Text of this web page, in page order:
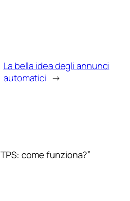
La bella idea degli annunci
automatici →
come funziona?”